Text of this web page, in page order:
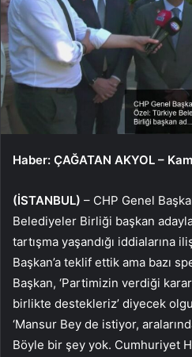
Haber: ÇAĞATAN AKYOL –
(İSTANBUL) – CHP Genel
Belediyeler Birliği başkan
tartışma yaşandığı iddialarına
Başkan’a teklif ettik ama bazı
Başkan, ‘Partimizin verdiği
birlikte destekleriz’ diyecek
‘Mansur Bey de istiyor,
Böyle bir şey yok. Cumhuriyet